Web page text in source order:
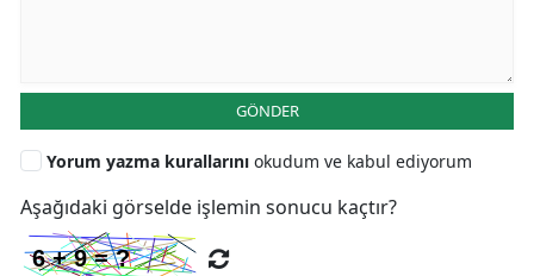
GÖNDER
Yorum yazma kurallarını okudum ve kabul ediyorum
Aşağıdaki görselde işlemin sonucu kaçtır?